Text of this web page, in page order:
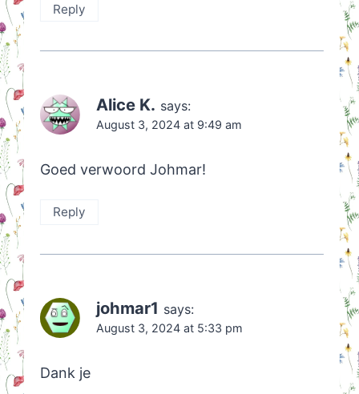
Reply
Alice K. says:
August 3, 2024 at 9:49 am
Goed verwoord Johmar!
Reply
johmar1 says:
August 3, 2024 at 5:33 pm
Dank je